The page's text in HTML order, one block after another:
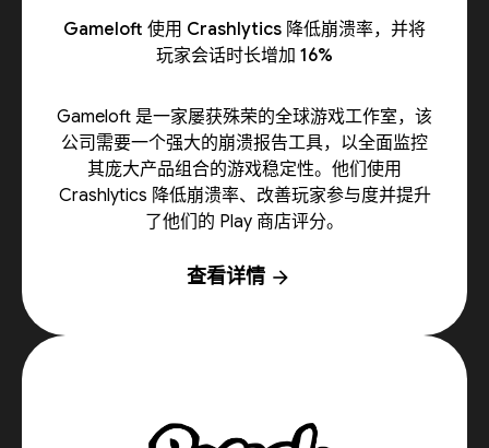
Gameloft 使用 Crashlytics 降低崩溃率，并将
玩家会话时长增加 16%
Gameloft 是一家屡获殊荣的全球游戏工作室，该
公司需要一个强大的崩溃报告工具，以全面监控
其庞大产品组合的游戏稳定性。他们使用
Crashlytics 降低崩溃率、改善玩家参与度并提升
了他们的 Play 商店评分。
查看详情 arrow_forward